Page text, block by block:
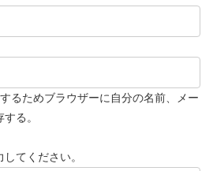
るためブラウザーに自分の名前、メー
る。
てください。